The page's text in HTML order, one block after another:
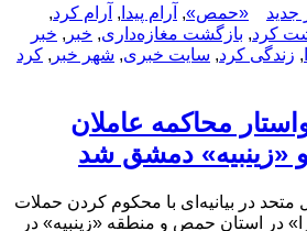
جدید برچسب‌ها
«حمص», آرام پیدا , آرام کرد,
کرد, بازگشت مغازه‌داری, خبر , خبر
, زندگی کرد, سایت خبری, شهر خبر , کرد
محاکمه عاملان
«زینبیه» دمشق شد
در بیانیه‌ای با محکوم کردن حملات
در استان حمص و منطقه «زینبیه» در